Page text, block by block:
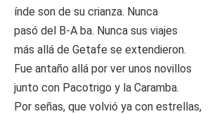
índe son de su crianza. Nunca
pasó del B-A ba. Nunca sus viajes
más allá de Getafe se extendieron.
Fue antaño allá por ver unos novillos
junto con Pacotrigo y la Caramba.
Por señas, que volvió ya con estrellas,